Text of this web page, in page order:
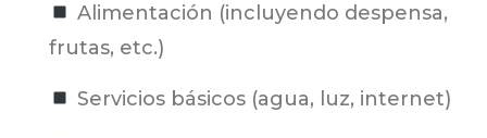
Alimentación (incluyendo despensa,
frutas, etc.)
Servicios básicos (agua, luz, internet)